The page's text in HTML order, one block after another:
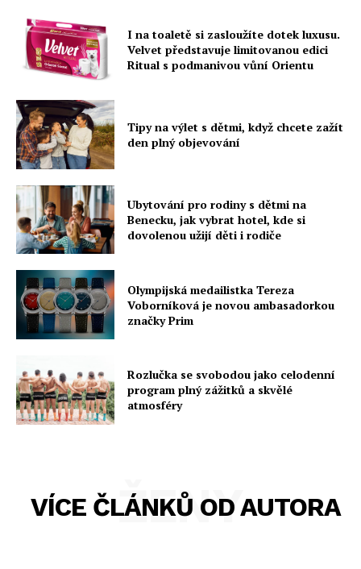
I na toaletě si zasloužíte dotek luxusu.
Velvet představuje limitovanou edici
Ritual s podmanivou vůní Orientu
Tipy na výlet s dětmi, když chcete zažít
den plný objevování
Ubytování pro rodiny s dětmi na
Benecku, jak vybrat hotel, kde si
dovolenou užijí děti i rodiče
Olympijská medailistka Tereza
Voborníková je novou ambasadorkou
značky Prim
Rozlučka se svobodou jako celodenní
program plný zážitků a skvělé
atmosféry
VÍCE ČLÁNKŮ OD AUTORA
ŽENY